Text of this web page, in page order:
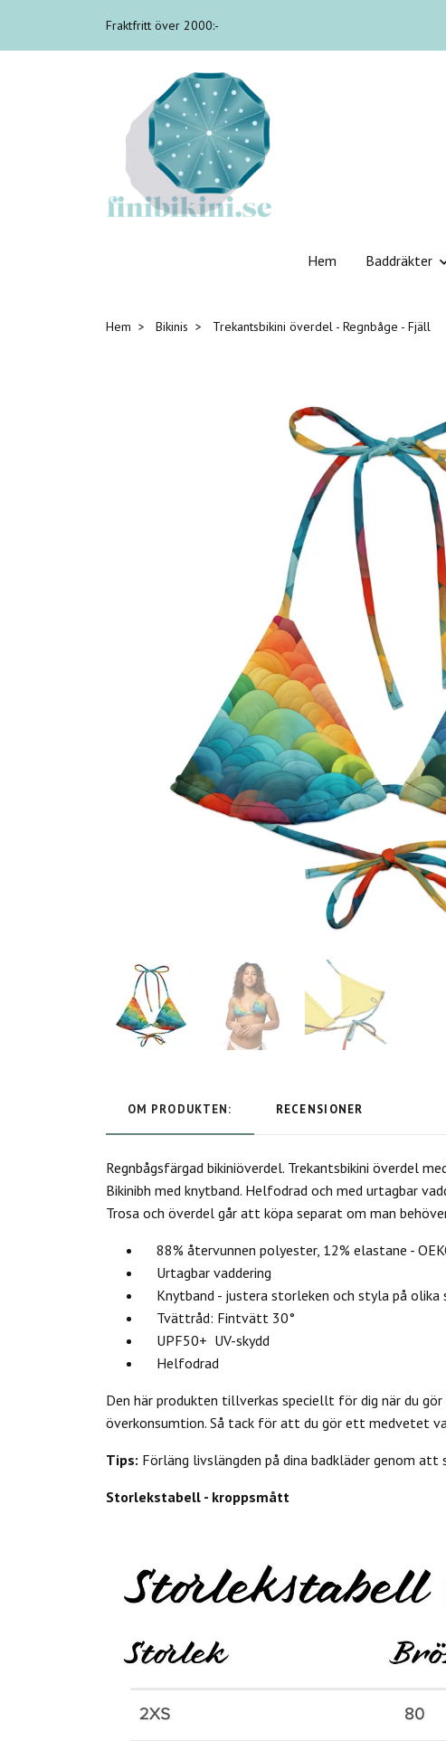
Fraktfritt över 2000:-
Hem Baddräkter
Hem Bikinis Trekantsbikini överdel - Regnbåge - Fjäll
OM PRODUKTEN: RECENSIONER
Regnbågsfärgad bikiniöverdel. Trekantsbikini överdel
Bikinibh med knytband. Helfodrad och med urtagbar
Trosa och överdel går att köpa separat om man
88% återvunnen polyester, 12% elastane -
Urtagbar vaddering
Knytband - justera storleken och styla på olika
Tvättråd: Fintvätt 30°
UPF50+ UV-skydd
Helfodrad
Den här produkten tillverkas speciellt för dig när du
överkonsumtion. Så tack för att du gör ett medvetet
Tips: Förläng livslängden på dina badkläder genom
Storlekstabell - kroppsmått